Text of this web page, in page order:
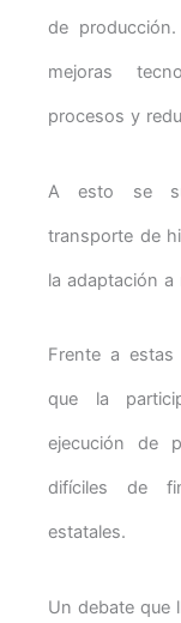
de
mejoras
procesos y
A esto se
transporte de
la adaptación a
Frente a estas
que la
ejecución de
difíciles de
estatales.
Un debate que